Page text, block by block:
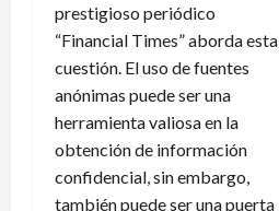
prestigioso periódico
“Financial Times” aborda esta
cuestión. El uso de fuentes
anónimas puede ser una
herramienta valiosa en la
obtención de información
confidencial, sin embargo,
también puede ser una puerta